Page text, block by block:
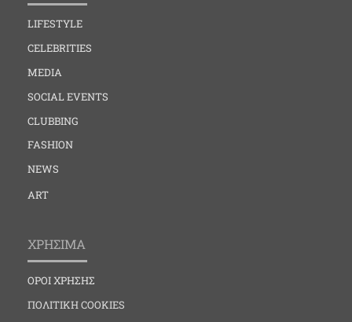
LIFESTYLE
CELEBRITIES
MEDIA
SOCIAL EVENTS
CLUBBING
FASHION
NEWS
ART
ΧΡΗΣΙΜΑ
ΟΡΟΙ ΧΡΗΣΗΣ
ΠΟΛΙΤΙΚΗ COOKIES